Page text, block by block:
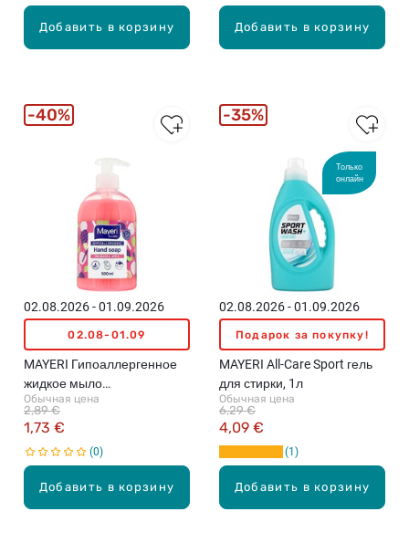
Добавить в корзину Добавить в корзину
Добавить в корзину
02.08.2026 - 01.09.2026
02.08-01.09
MAYERI Гипоаллергенное
жидкое мыло
Rhubarb&Apple, 500мл
Обычная цена
1,73 €
2,89 €
0
40%
Только
онлайн
Добавить в корзину
02.08.2026 - 01.09.2026
Подарок за покупку!
MAYERI All-Care Sport гель
для стирки, 1л
Обычная цена
4,09 €
6,29 €
1
35%